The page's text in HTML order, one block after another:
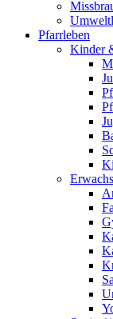
Pfarrleben
Kinder